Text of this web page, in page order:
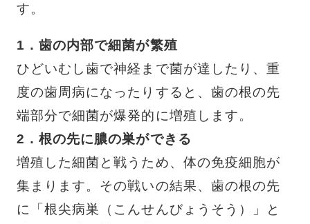
す。
1．歯の内部で細菌が繁殖
ひどいむし歯で神経まで菌が達したり、重
度の歯周病になったりすると、歯の根の先
端部分で細菌が爆発的に増殖します。
2．根の先に膿の巣ができる
増殖した細菌と戦うため、体の免疫細胞が
集まります。その戦いの結果、歯の根の先
に「根尖病巣（こんせんびょうそう）」と